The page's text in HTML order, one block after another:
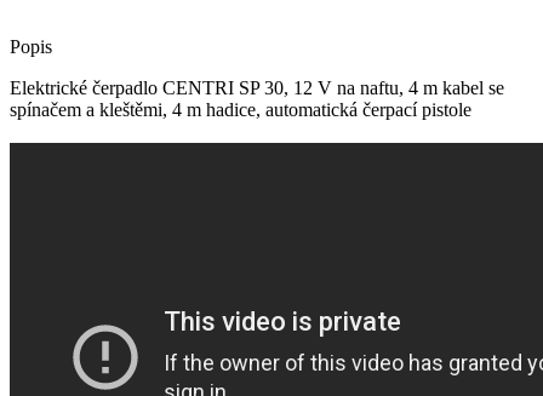
Popis
Elektrické čerpadlo CENTRI SP 30, 12 V na naftu, 4 m kabel se
spínačem a kleštěmi, 4 m hadice, automatická čerpací pistole